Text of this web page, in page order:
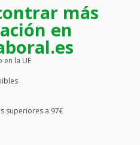
más
en
la UE
superiores a 97€